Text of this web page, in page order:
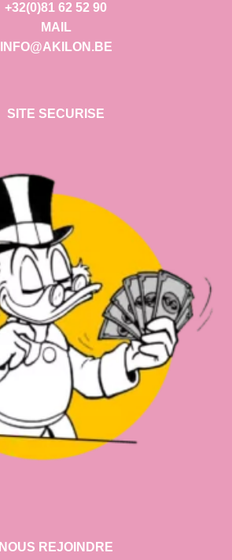
+32(0)81 62 52 90
MAIL
INFO@AKILON.BE
SITE SECURISE
NOUS REJOINDRE